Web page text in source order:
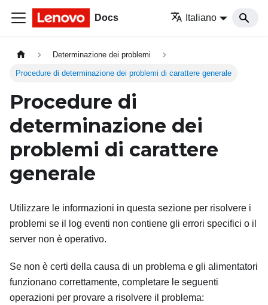
Docs Italiano
Determinazione dei problemi
Procedure di determinazione dei problemi di carattere generale
Procedure di
determinazione dei
problemi di carattere
generale
Utilizzare le informazioni in questa sezione per risolvere i
problemi se il log eventi non contiene gli errori specifici o il
server non è operativo.
Se non è certi della causa di un problema e gli alimentatori
funzionano correttamente, completare le seguenti
operazioni per provare a risolvere il problema: